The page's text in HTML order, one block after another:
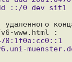
удаленного